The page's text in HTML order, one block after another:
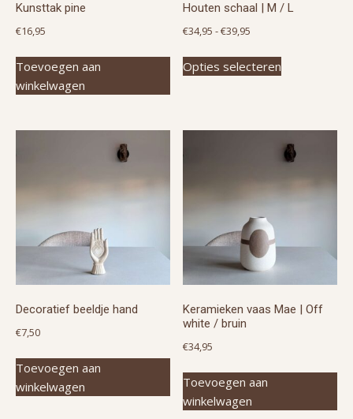
Kunsttak pine
€16,95
Toevoegen aan
winkelwagen
Houten schaal | M / L
€34,95 -€39,95
tot
Opties selecteren
Dit
product
variaties.
Deze
optie
gekozen
op
de
Decoratief beeldje hand
€7,50
Toevoegen aan
winkelwagen
Keramieken vaas Mae | Off
white / bruin
€34,95
Toevoegen aan
winkelwagen